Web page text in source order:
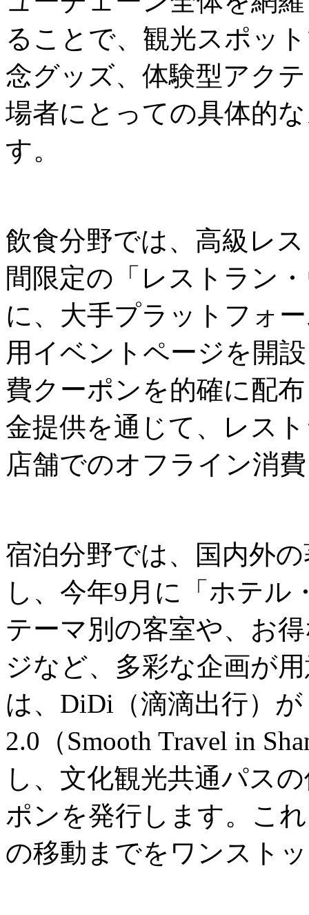
ることで、観光スポッ
念グッズ、体験型アク
場者にとっての具体的
す。
飲食分野では、高級レ
間限定の「レストラン
に、大手プラットフォ
用イベントページを開
費クーポンを的確に配
金提供を通じて、レス
店舗でのオフライン消
宿泊分野では、国内外
し、今年9月に「ホテル
テーマ別の客室や、お
ジなど、多彩な企画が
は、DiDi（滴滴出行）
2.0（Smooth Travel in
し、文化観光共通パス
ポンを発行します。こ
の移動までをワンスト